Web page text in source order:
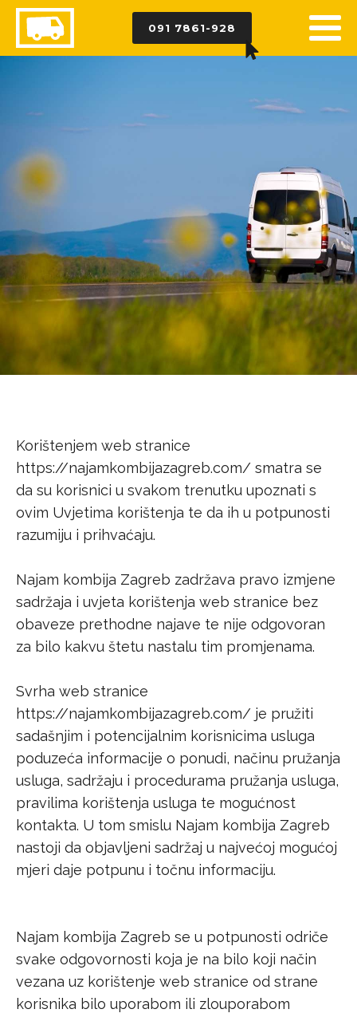
091 7861-928
Korištenjem web stranice
https://najamkombijazagreb.com/ smatra se
da su korisnici u svakom trenutku upoznati s
ovim Uvjetima korištenja te da ih u potpunosti
razumiju i prihvaćaju.
Najam kombija Zagreb zadržava pravo izmjene
sadržaja i uvjeta korištenja web stranice bez
obaveze prethodne najave te nije odgovoran
za bilo kakvu štetu nastalu tim promjenama.
Svrha web stranice
https://najamkombijazagreb.com/ je pružiti
sadašnjim i potencijalnim korisnicima usluga
poduzeća informacije o ponudi, načinu pružanja
usluga, sadržaju i procedurama pružanja usluga,
pravilima korištenja usluga te mogućnost
kontakta. U tom smislu Najam kombija Zagreb
nastoji da objavljeni sadržaj u najvećoj mogućoj
mjeri daje potpunu i točnu informaciju.
Najam kombija Zagreb se u potpunosti odriče
svake odgovornosti koja je na bilo koji način
vezana uz korištenje web stranice od strane
korisnika bilo uporabom ili zlouporabom